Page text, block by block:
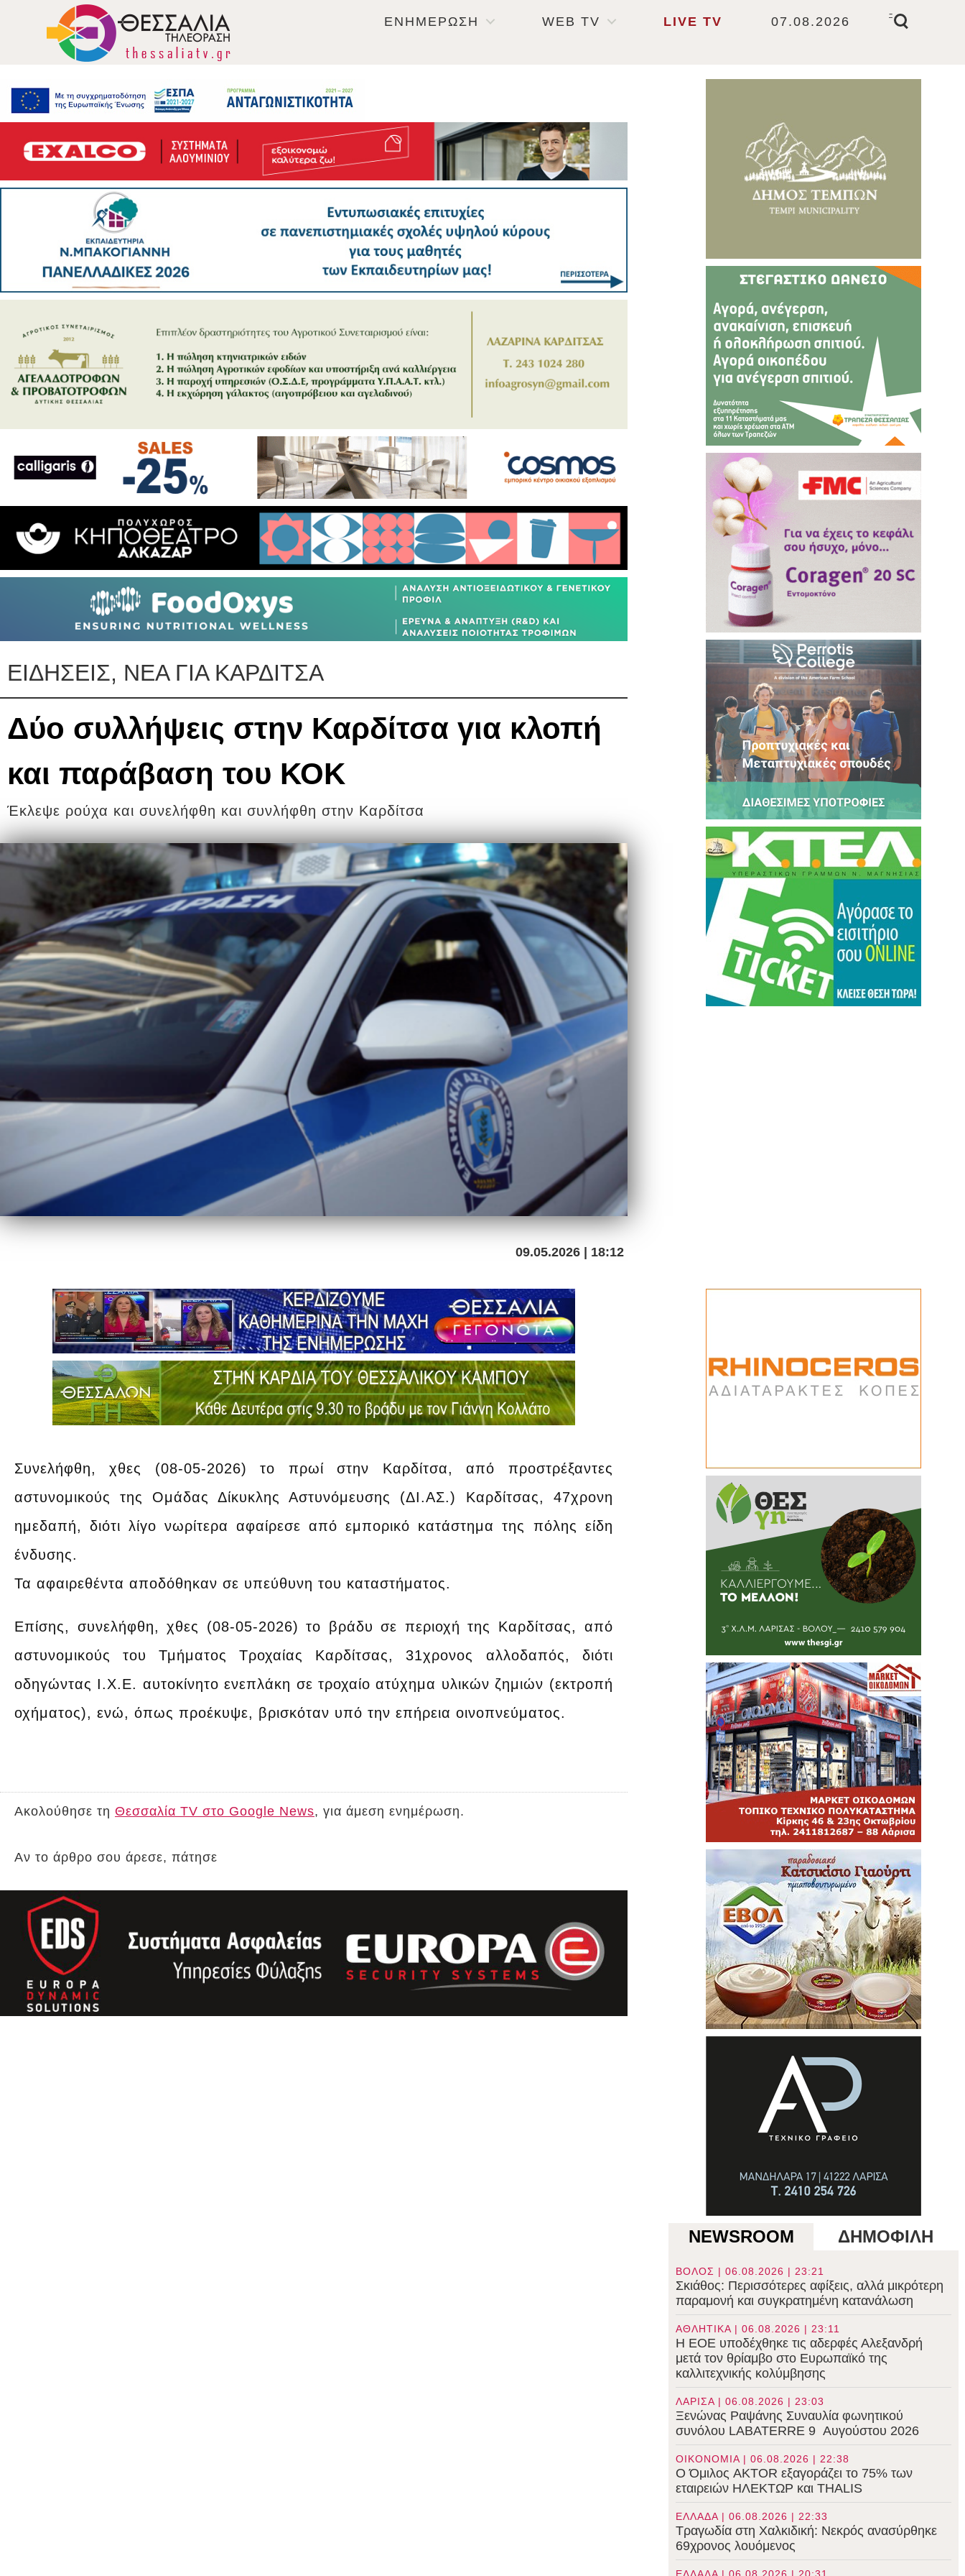
ΕΝΗΜΕΡΩΣΗ WEB TV LIVE TV 07.08.2026
-
ΕΙΔΗΣΕΙΣ, ΝΕΑ ΓΙΑ ΚΑΡΔΙΤΣΑ
Δύο συλλήψεις στην Καρδίτσα για κλοπή
και παράβαση του ΚΟΚ
Έκλεψε ρούχα και συνελήφθη και συνλήφθη στην Καρδίτσα
09.05.2026 | 18:12
Συνελήφθη, χθες (08-05-2026) το πρωί στην Καρδίτσα, από προστρέξαντες
αστυνομικούς της Ομάδας Δίκυκλης Αστυνόμευσης (ΔΙ.ΑΣ.) Καρδίτσας, 47χρονη
ημεδαπή, διότι λίγο νωρίτερα αφαίρεσε από εμπορικό κατάστημα της πόλης είδη
ένδυσης.
Τα αφαιρεθέντα αποδόθηκαν σε υπεύθυνη του καταστήματος.
Επίσης, συνελήφθη, χθες (08-05-2026) το βράδυ σε περιοχή της Καρδίτσας, από
αστυνομικούς του Τμήματος Τροχαίας Καρδίτσας, 31χρονος αλλοδαπός, διότι
οδηγώντας Ι.Χ.Ε. αυτοκίνητο ενεπλάκη σε τροχαίο ατύχημα υλικών ζημιών (εκτροπή
οχήματος), ενώ, όπως προέκυψε, βρισκόταν υπό την επήρεια οινοπνεύματος.
Ακολούθησε τη Θεσσαλία TV στο Google News, για άμεση ενημέρωση.
Αν το άρθρο σου άρεσε, πάτησε
NEWSROOM ΔΗΜΟΦΙΛΗ
ΒΟΛΟΣ | 06.08.2026 | 23:21
Σκιάθος: Περισσότερες αφίξεις, αλλά μικρότερη
παραμονή και συγκρατημένη κατανάλωση
ΑΘΛΗΤΙΚΑ | 06.08.2026 | 23:11
Η ΕΟΕ υποδέχθηκε τις αδερφές Αλεξανδρή
μετά τον θρίαμβο στο Ευρωπαϊκό της
καλλιτεχνικής κολύμβησης
ΛΑΡΙΣΑ | 06.08.2026 | 23:03
Ξενώνας Ραψάνης Συναυλία φωνητικού
συνόλου LABATERRE 9 Αυγούστου 2026
ΟΙΚΟΝΟΜΙΑ | 06.08.2026 | 22:38
Ο Όμιλος AKTOR εξαγοράζει το 75% των
εταιρειών ΗΛΕΚΤΩΡ και THALIS
ΕΛΛΑΔΑ | 06.08.2026 | 22:33
Τραγωδία στη Χαλκιδική: Νεκρός ανασύρθηκε
69χρονος λουόμενος